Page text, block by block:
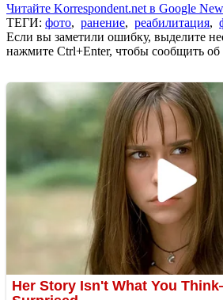
Читайте Korrespondent.net в Google
ТЕГИ: фото, ранение, реабилитация,
Если вы заметили ошибку, выделите
нажмите Ctrl+Enter, чтобы сообщить об